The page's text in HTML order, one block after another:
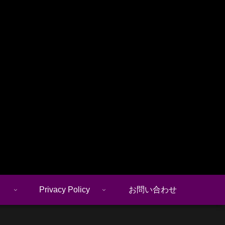
Privacy Policy お問い合わせ